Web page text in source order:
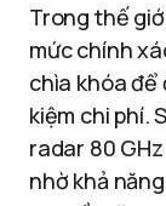
Trong thế
mức chính
chìa khóa để
kiệm chi phí.
radar 80
nhờ khả